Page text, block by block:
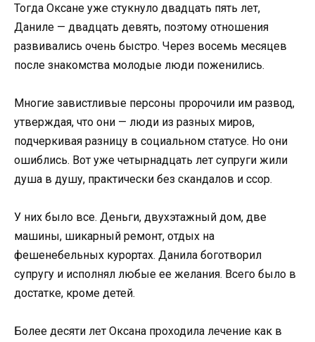
Тогда Оксане уже стукнуло двадцать пять лет,
Даниле — двадцать девять, поэтому отношения
развивались очень быстро. Через восемь месяцев
после знакомства молодые люди поженились.
Многие завистливые персоны пророчили им развод,
утверждая, что они — люди из разных миров,
подчеркивая разницу в социальном статусе. Но они
ошиблись. Вот уже четырнадцать лет супруги жили
душа в душу, практически без скандалов и ссор.
У них было все. Деньги, двухэтажный дом, две
машины, шикарный ремонт, отдых на
фешенебельных курортах. Данила боготворил
супругу и исполнял любые ее желания. Всего было в
достатке, кроме детей.
Более десяти лет Оксана проходила лечение как в